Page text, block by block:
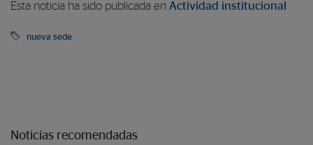
Esta noticia ha sido publicada en Actividad institucional
nueva sede
Noticias recomendadas